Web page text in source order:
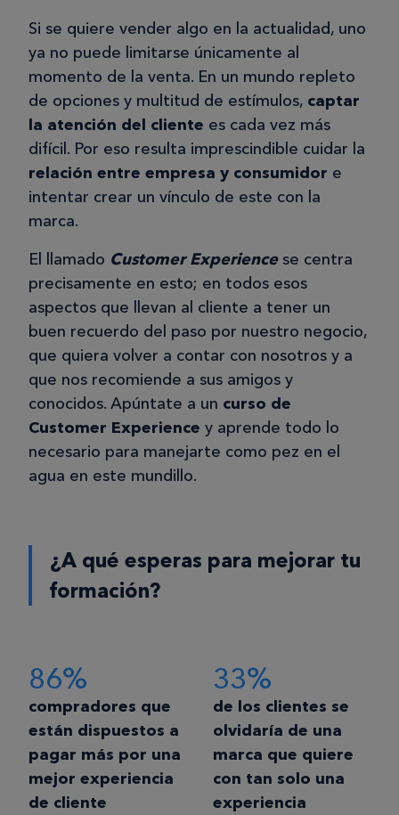
Si se quiere vender algo en la actualidad, uno
ya no puede limitarse únicamente al
momento de la venta. En un mundo repleto
de opciones y multitud de estímulos, captar
la atención del cliente es cada vez más
difícil. Por eso resulta imprescindible cuidar la
relación entre empresa y consumidor e
intentar crear un vínculo de este con la
marca.
El llamado Customer Experiencese centra
precisamente en esto; en todos esos
aspectos que llevan al cliente a tener un
buen recuerdo del paso por nuestro negocio,
que quiera volver a contar con nosotros y a
que nos recomiende a sus amigos y
conocidos. Apúntate a un curso de
Customer Experience y aprende todo lo
necesario para manejarte como pez en el
agua en este mundillo.
¿A qué esperas para mejorar tu
formación?
86%
compradores que
están dispuestos a
pagar más por una
mejor experiencia
de cliente
33%
de los clientes se
olvidaría de una
marca que quiere
con tan solo una
experiencia